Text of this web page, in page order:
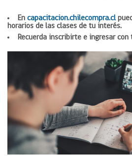
En capacitacion.chilecompra.cl
horarios de las clases de tu interés.
Recuerda inscribirte e ingresar con